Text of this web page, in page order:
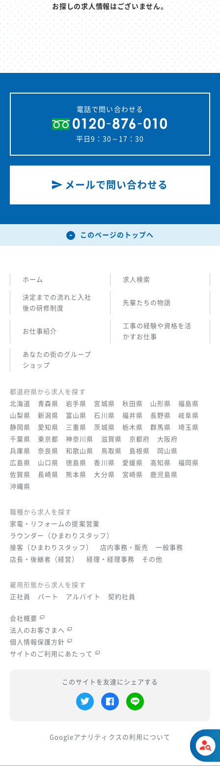
お探しの求人情報はございません。
電話で問い合わせる
平日9：30～17：30
メールで問い合わせる
このページのトップへ
会社概要
法人のお客さまへ
個人情報保護方針
サイトのご利用にあたって
このサイトを友達にシェアする
Googleアナリティクスの利用について
ホーム 求人検索
決定までの流れと入社
後の研修制度
先輩たちの物語
お仕事紹介
工事の経験や資格を活
かすお仕事
あなたの街のグループ
ショップ
都道府県から求人を探す
北海道
青森県 岩手県 宮城県 秋田県 山形県
福島県
山梨県
新潟県 富山県 石川県 福井県 長野県
岐阜県
静岡県
愛知県 三重県 茨城県 栃木県 群馬県
埼玉県
千葉県
東京都 神奈川県 滋賀県 京都府
大阪府
兵庫県
奈良県 和歌山県 鳥取県 島根県
岡山県
広島県
山口県 徳島県 香川県 愛媛県 高知県
福岡県
佐賀県
長崎県 熊本県 大分県 宮崎県
鹿児島県
沖縄県
職種から求人を探す
家電・リフォームの提案営業
ラウンダー（ひまわりスタッフ）
接客（ひまわりスタッフ）
店内事務・販売
一般事務
店長・後継者（経営）
経理・経理事務 その他
雇用形態から求人を探す
正社員
パート アルバイト 契約社員